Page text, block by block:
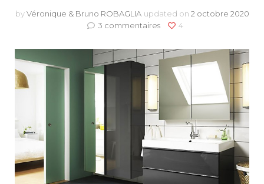
byVéronique & Bruno ROBAGLIA updated on 2 octobre 2020
3 commentaires sur
vert
et
ses
vertus
4